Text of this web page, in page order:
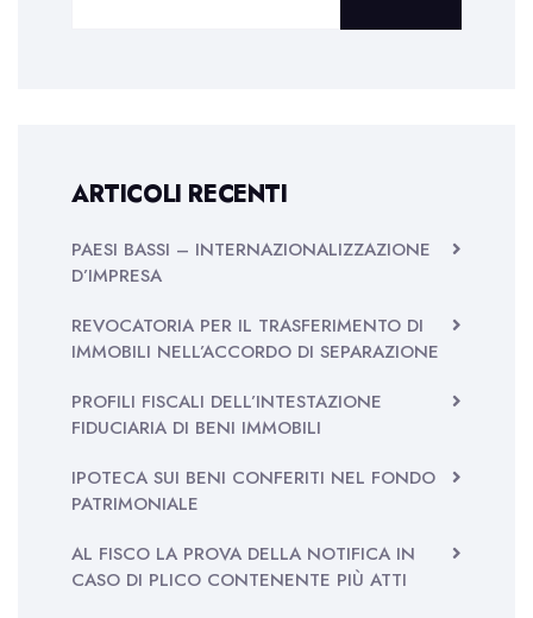
ARTICOLI RECENTI
PAESI BASSI – INTERNAZIONALIZZAZIONE
D’IMPRESA
REVOCATORIA PER IL TRASFERIMENTO DI
IMMOBILI NELL’ACCORDO DI SEPARAZIONE
PROFILI FISCALI DELL’INTESTAZIONE
FIDUCIARIA DI BENI IMMOBILI
IPOTECA SUI BENI CONFERITI NEL FONDO
PATRIMONIALE
AL FISCO LA PROVA DELLA NOTIFICA IN
CASO DI PLICO CONTENENTE PIÙ ATTI